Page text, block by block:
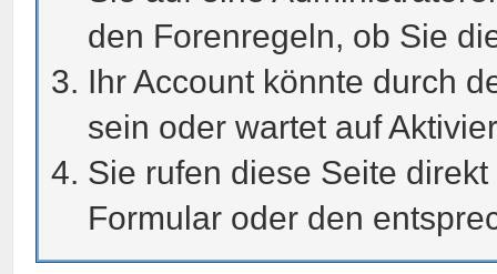
den Forenregeln, ob Sie
Ihr Account könnte durch
sein oder wartet auf
Sie rufen diese Seite
Formular oder den